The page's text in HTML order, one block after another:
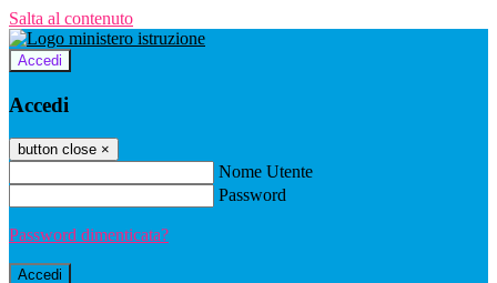
Salta al contenuto
Accedi
Accedi
button close ×
Nome Utente
Password
Password dimenticata?